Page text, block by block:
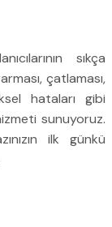
sıkça
çatlaması,
hataları gibi
sunuyoruz.
ilk günkü